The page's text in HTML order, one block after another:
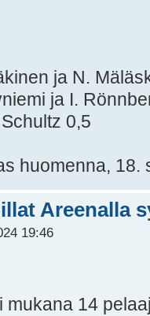
ja N.
ja I.
0,5
huomenna, 18.
Areenalla
19:46
mukana 14